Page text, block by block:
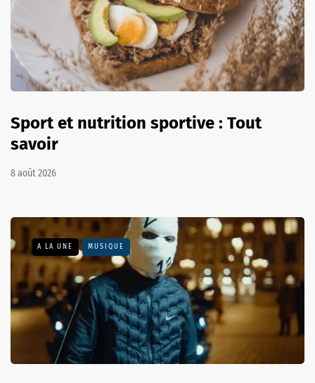
Sport et nutrition sportive : Tout
savoir
8 août 2026
A LA UNE MUSIQUE